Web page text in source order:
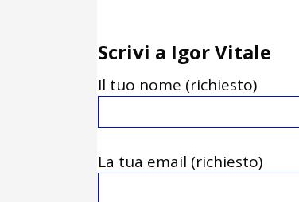
Scrivi a Igor Vitale
Il tuo nome (richiesto)
La tua email (richiesto)